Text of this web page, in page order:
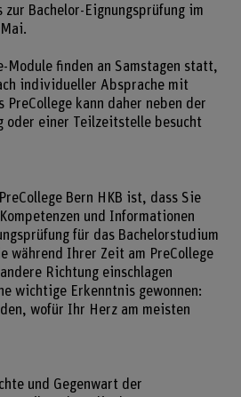
Bachelor-Eignungsprüfung im
Module finden an Samstagen statt,
individueller Absprache mit
PreCollege kann daher neben der
oder einer Teilzeitstelle besucht
Bern HKB ist, dass Sie
und Informationen
für das Bachelorstudium
während Ihrer Zeit am PreCollege
Richtung einschlagen
wichtige Erkenntnis gewonnen:
wofür Ihr Herz am meisten
und Gegenwart der